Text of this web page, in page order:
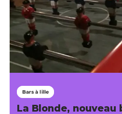
Bars à lille
La Blonde, nouveau